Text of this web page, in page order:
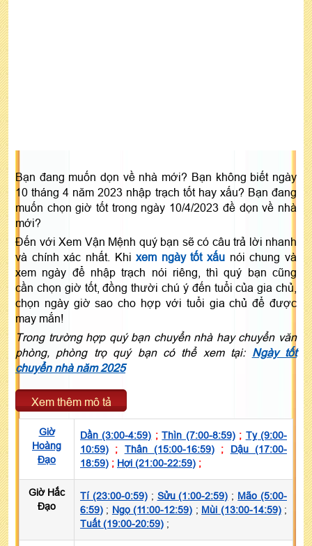
Bạn đang muốn dọn về nhà mới? Bạn không biết ngày
10 tháng 4 năm 2023 nhập trạch tốt hay xấu? Bạn đang
muốn chọn giờ tốt trong ngày 10/4/2023 đề dọn về nhà
mới?
Đến với Xem Vận Mệnh quý bạn sẽ có câu trả lời nhanh
và chính xác nhất. Khixem ngày tốt xấu nói chung và
xem ngày để nhập trạch nói riêng, thì quý bạn cũng
cần chọn giờ tốt, đồng thười chú ý đến tuổi của gia chủ,
chọn ngày giờ sao cho hợp với tuổi gia chủ để được
may mắn!
Trong trường hợp quý bạn chuyển nhà hay chuyển văn
phòng, phòng trọ quý bạn có thể xem tại: Ngày tốt
chuyển nhà năm 2025
Xem thêm mô tả
Giờ
Hoàng
Đạo
Dần (3:00-4:59) ;Thìn (7:00-8:59); Tỵ (9:00-
10:59) ; Thân (15:00-16:59) ; Dậu (17:00-
18:59) ; Hợi (21:00-22:59) ;
Giờ Hắc
Đạo
Tí (23:00-0:59); Sửu (1:00-2:59) ; Mão (5:00-
6:59) ; Ngọ (11:00-12:59) ; Mùi (13:00-14:59);
Tuất (19:00-20:59) ;